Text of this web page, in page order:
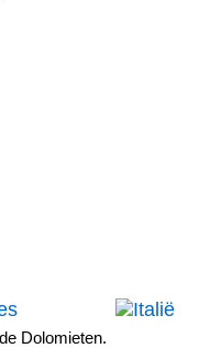
Dolomieten.